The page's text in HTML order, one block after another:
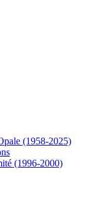
(1958-2025)
(1996-2000)